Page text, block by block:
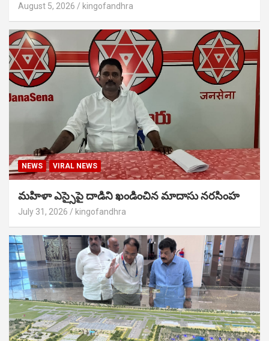
August 5, 2026 kingofandhra
NEWS VIRAL NEWS
మహిళా ఎస్సైపై దాడిని ఖండించిన మాదాసు నరసింహ
July 31, 2026 kingofandhra